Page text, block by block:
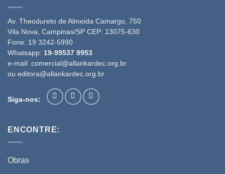
Av. Theodureto de Almeida Camargo, 750
Vila Nova, Campinas/SP CEP: 13075-630
Fone: 19 3242-5990
Whatsapp: 19-99537 9953
e-mail: comercial@allankardec.org.br
ou editora@allankardec.org.br
Siga-nos:
ENCONTRE:
Obras